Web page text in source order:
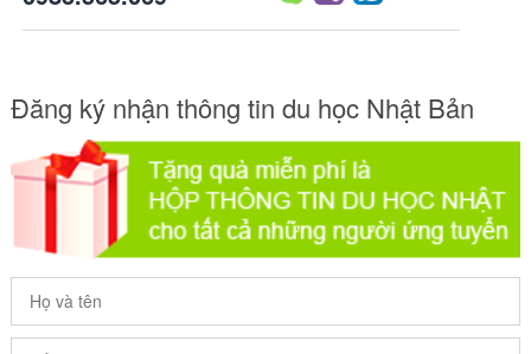
Đăng ký nhận thông tin du học Nhật Bản